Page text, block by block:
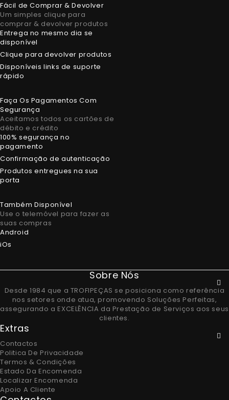
Fácil de Comprar & Devolver
Um simples clique para
comprar & devolver produtos
Entrega no mesmo dia se
disponível
Clique para devolver produtos
Disponíveis links de suporte
rápido
Faça Os Pagamentos Com
Segurança
Aceitamos todos os cartões de
débito e crédito
100% segurança no
pagamento
Confirmação de autenticação
Produtos entregues na sua
porta
Também Disponível
Use o telemóvel para fazer as
suas compras
Android
iOs
Sobre Nós
Desde 1984 que a TROFIPEÇAS se posiciona como referência
nos setores onde atua, promovendo Soluções Perfeitas,
assegurando a EXCELÊNCIA da Prestação de Serviços aos seus
clientes.
Extras
Contactos
Politica De Privacidade
Termos & Condições
Estado Da Encomenda
Localizar Encomenda
Apoio A Cliente